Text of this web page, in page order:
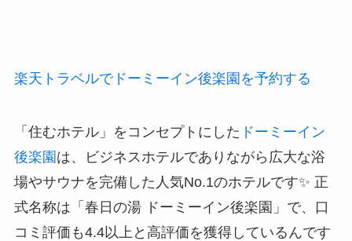
楽天トラベルでドーミーイン後楽園を予約する
「住むホテル」をコンセプトにした ドーミーイン
後楽園は、ビジネスホテルでありながら広大な浴
場やサウナを完備した人気No.1のホテルです✨ 正
式名称は「春日の湯 ドーミーイン後楽園」で、口
コミ評価も4.4以上と高評価を獲得しているんです